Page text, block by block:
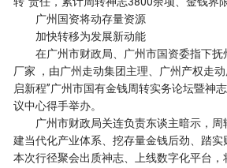
广州国资将动存量资源
加快转移为发展新动能
在广州市财政局、广州市国资委指下抚
厂家 ，由广州走动集团主理、广州产权走
启新程”广州市国有金钱周转实务论坛暨神
议中心得手举办。
广州市财政局关连负责东谈主暗示，周
建当代化产业体系、挖存量金钱后劲、踏实
本次行径聚会出质神志、上线数字化平台